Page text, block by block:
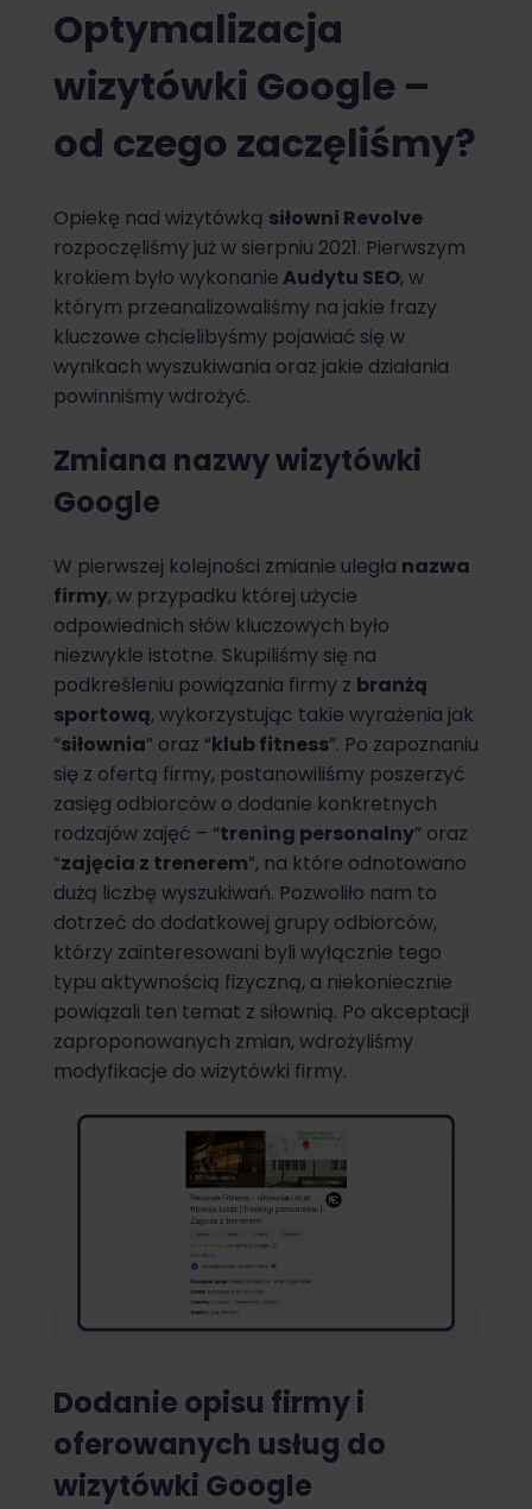
Optymalizacja
wizytówki Google –
od czego zaczęliśmy?
Opiekę nad wizytówką siłowni Revolve
rozpoczęliśmy już w sierpniu 2021. Pierwszym
krokiem było wykonanieAudytu SEO, w
którym przeanalizowaliśmy na jakie frazy
kluczowe chcielibyśmy pojawiać się w
wynikach wyszukiwania oraz jakie działania
powinniśmy wdrożyć.
Zmiana nazwy wizytówki
Google
W pierwszej kolejności zmianie uległa nazwa
firmy, w przypadku której użycie
odpowiednich słów kluczowych było
niezwykle istotne. Skupiliśmy się na
podkreśleniu powiązania firmy z branżą
sportową, wykorzystując takie wyrażenia jak
“siłownia” oraz “klub fitness”. Po zapoznaniu
się z ofertą firmy, postanowiliśmy poszerzyć
zasięg odbiorców o dodanie konkretnych
rodzajów zajęć – “trening personalny” oraz
“zajęcia z trenerem”, na które odnotowano
dużą liczbę wyszukiwań. Pozwoliło nam to
dotrzeć do dodatkowej grupy odbiorców,
którzy zainteresowani byli wyłącznie tego
typu aktywnością fizyczną, a niekoniecznie
powiązali ten temat z siłownią. Po akceptacji
zaproponowanych zmian, wdrożyliśmy
modyfikacje do wizytówki firmy.
Dodanie opisu firmy i
oferowanych usług do
wizytówki Google